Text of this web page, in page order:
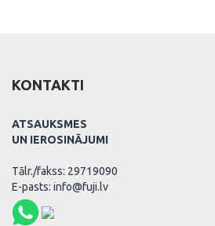
KONTAKTI
ATSAUKSMES
UN IEROSINĀJUMI
Tālr./fakss: 29719090
E-pasts: info@fuji.lv